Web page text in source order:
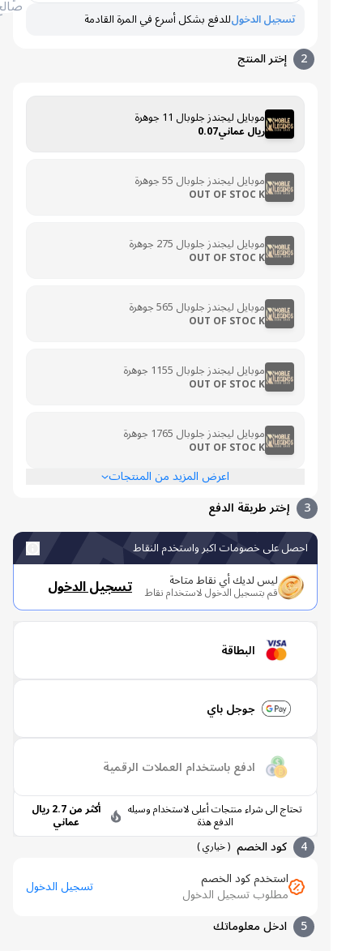
صالح تسجيل الدخولللدفع بشكل أسرع في المرة القادمة
إختر المنتج
موبايل ليجندز جلوبال 11 جوهرة
ريال عماني0.07
موبايل ليجندز جلوبال 55 جوهرة
OUT OF STOC K
موبايل ليجندز جلوبال 275 جوهرة
OUT OF STOC K
موبايل ليجندز جلوبال 565 جوهرة
OUT OF STOC K
موبايل ليجندز جلوبال 1155 جوهرة
OUT OF STOC K
موبايل ليجندز جلوبال 1765 جوهرة
OUT OF STOC K
اعرض المزيد من المنتجات
إختر طريقة الدفع
احصل على خصومات اكبر واستخدم النقاط
ليس لديك أي نقاط متاحة
قم بتسجيل الدخول لاستخدام نقاط تسجيل الدخول
البطاقة
جوجل باي
ادفع باستخدام العملات الرقمية
تحتاج الى شراء منتجات أعلى لاستخدام وسيله
الدفع هذة
أكثر من 2.7 ريال
عماني
كود الخصم (خياري )
استخدم كود الخصم
مطلوب تسجيل الدخول
تسجيل الدخول
ادخل معلوماتك